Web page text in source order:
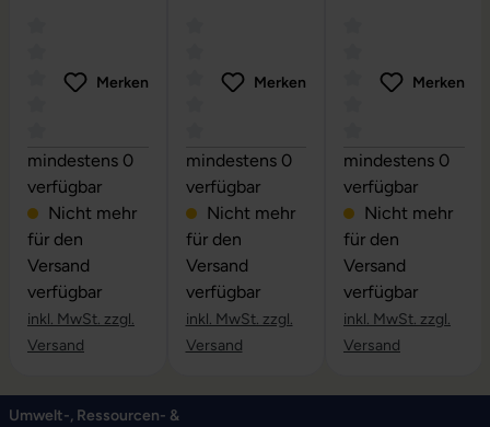
Durchschnittliche Bewertung von 0 von 5 Sternen
Merken
mindestens 0
verfügbar
Nicht mehr
für den
Versand
verfügbar
inkl. MwSt. zzgl.
Versand
Durchschnittliche Bewertung von 0
Merken
mindestens 0
verfügbar
Nicht mehr
für den
Versand
verfügbar
inkl. MwSt. zzgl.
Versand
Durchschnittliche
Merken
mindestens 0
verfügbar
Nicht mehr
für den
Versand
verfügbar
inkl. MwSt. zzgl.
Versand
Umwelt-, Ressourcen- &